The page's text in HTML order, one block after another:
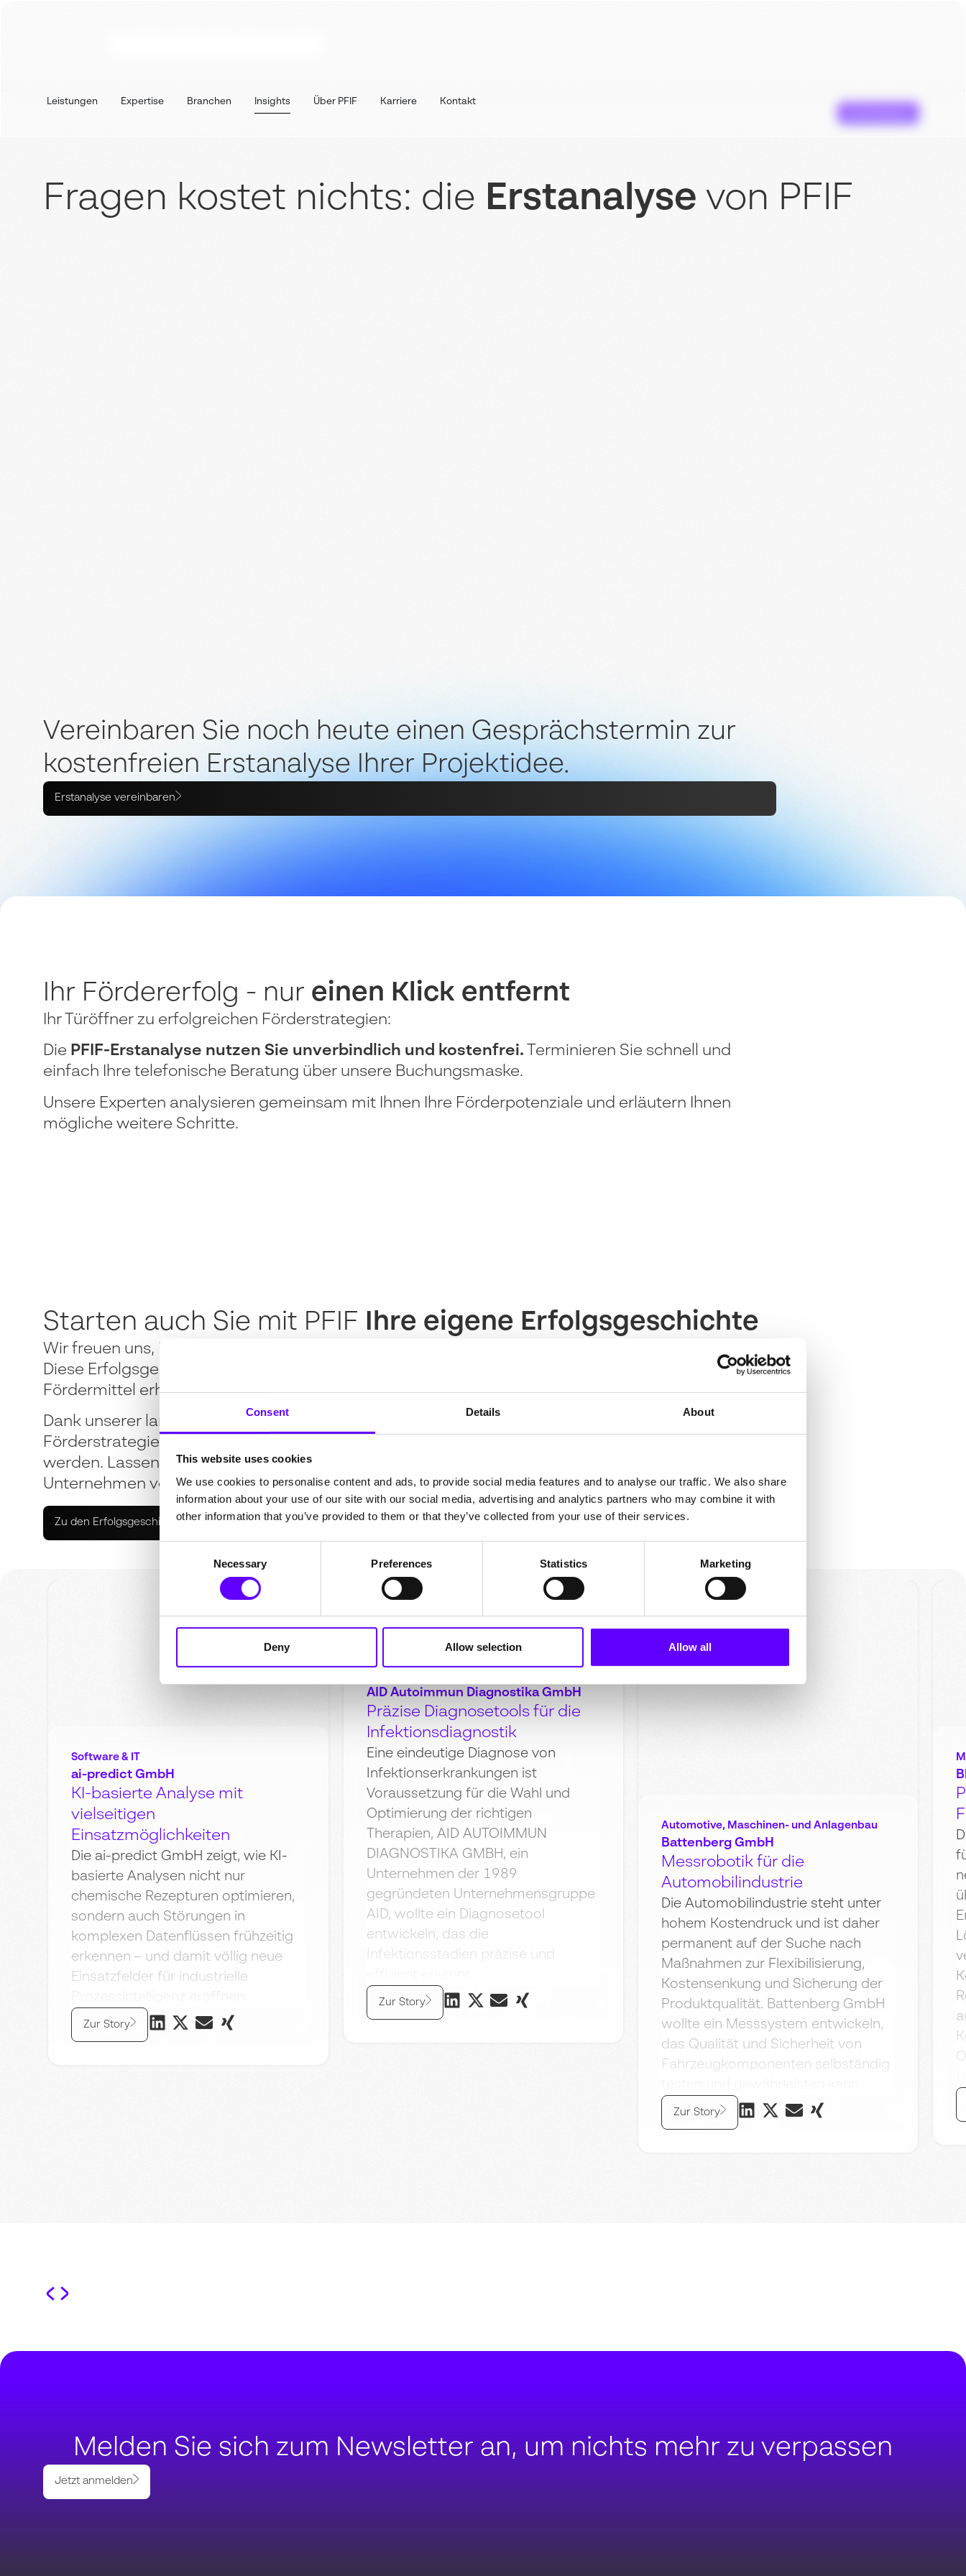
Consent Details About
This website uses cookies
We use cookies to personalise content and ads, to provide social media features and to analyse our traffic. We also share
information about your use of our site with our social media, advertising and analytics partners who may combine it with
other information that you’ve provided to them or that they’ve collected from your use of their services.
Necessary Preferences Statistics Marketing
Deny Allow selection Allow all
Leistungen Expertise Branchen Insights Über PFIF Karriere Kontakt
Fragen kostet nichts: die Erstanalyse von PFIF
Vereinbaren Sie noch heute einen Gesprächstermin zur
kostenfreien Erstanalyse Ihrer Projektidee.
Erstanalyse vereinbaren
Ihr Fördererfolg - nur einen Klick entfernt
Ihr Türöffner zu erfolgreichen Förderstrategien:
Die PFIF-Erstanalyse nutzen Sie unverbindlich und kostenfrei. Terminieren Sie schnell und
einfach Ihre telefonische Beratung über unsere Buchungsmaske.
Unsere Experten analysieren gemeinsam mit Ihnen Ihre Förderpotenziale und erläutern Ihnen
mögliche weitere Schritte.
Starten auch Sie mit PFIF Ihre eigene Erfolgsgeschichte
Wir freuen uns, Ihnen einige unserer erfolgreichsten Referenzgeschichten vorstellen zu dürfen.
Diese Erfolgsgeschichten zeigen, wie Unternehmen durch unsere Unterstützung bedeutende
Fördermittel erhalten haben.
Dank unserer langjährigen Erfahrung, umfassenden Expertise und maßgeschneiderten
Förderstrategien konnten diese Projekte nicht nur gefördert, sondern auch nachhaltig umgesetzt
werden. Lassen Sie sich von diesen Erfolgsgeschichten inspirieren und erfahren Sie, wie auch Ihr
Unternehmen von unserer Expertise profitieren kann.
Zu den Erfolgsgeschichten
Software & IT
ai-predict GmbH
KI-basierte Analyse mit
vielseitigen
Einsatzmöglichkeiten
Die ai-predict GmbH zeigt, wie KI-
basierte Analysen nicht nur
chemische Rezepturen optimieren,
sondern auch Störungen in
komplexen Datenflüssen frühzeitig
erkennen – und damit völlig neue
Einsatzfelder für industrielle
Zur Story
AID Autoimmun Diagnostika GmbH
Präzise Diagnosetools für die
Infektionsdiagnostik
Eine eindeutige Diagnose von
Infektionserkrankungen ist
Voraussetzung für die Wahl und
Optimierung der richtigen
Therapien, AID AUTOIMMUN
DIAGNOSTIKA GMBH, ein
Unternehmen der 1989
gegründeten Unternehmensgruppe
AID, wollte ein Diagnosetool
entwickeln, das die
Infektionsstadien präzise und
Zur Story
Automotive, Maschinen- und Anlagenbau
Battenberg GmbH
Messrobotik für die
Automobilindustrie
Die Automobilindustrie steht unter
hohem Kostendruck und ist daher
permanent auf der Suche nach
Maßnahmen zur Flexibilisierung,
Kostensenkung und Sicherung der
Produktqualität. Battenberg GmbH
wollte ein Messsystem entwickeln,
das Qualität und Sicherheit von
Fahrzeugkomponenten selbständig
Zur Story
Melden Sie sich zum Newsletter an, um nichts mehr zu verpassen
Jetzt anmelden